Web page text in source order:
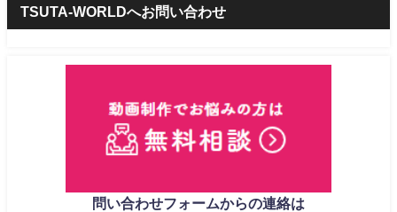
TSUTA-WORLDへお問い合わせ
問い合わせフォームからの連絡は